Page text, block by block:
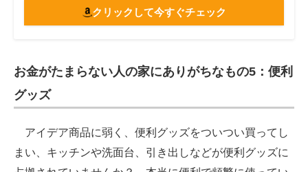
クリックして今すぐチェック
お金がたまらない人の家にありがちなもの5：便利
グッズ
アイデア商品に弱く、便利グッズをついつい買ってし
まい、キッチンや洗面台、引き出しなどが便利グッズに